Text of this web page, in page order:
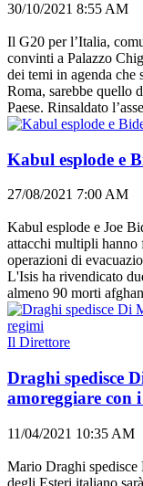
30/10/2021 8:55 AM
Il G20 per l’Italia,
convinti a Palazzo
dei temi in agenda che
Roma, sarebbe quello
Paese. Rinsaldato
Kabul esplode e
27/08/2021 7:00 AM
Kabul esplode e Joe
attacchi multipli hanno
operazioni di
L'Isis ha rivendicato
almeno 90 morti
Il Direttore
Draghi spedisce
amoreggiare con
11/04/2021 10:35 AM
Mario Draghi
degli Esteri italiano